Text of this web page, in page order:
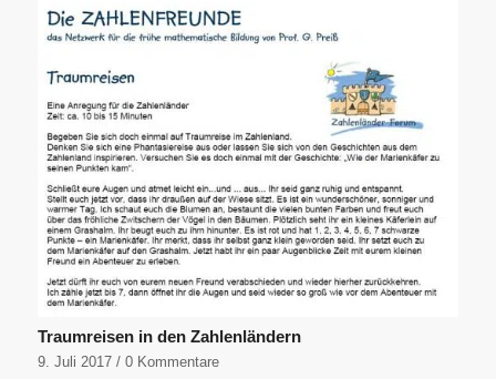
Traumreisen in den Zahlenländern
9. Juli 2017 / 0 Kommentare